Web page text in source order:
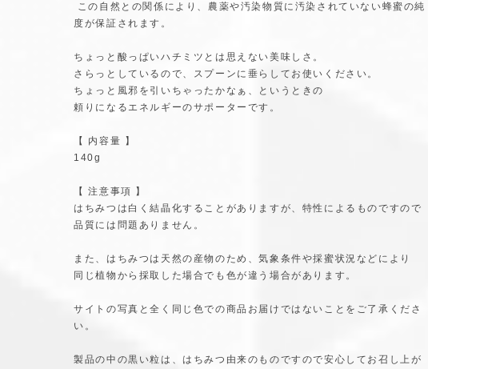
この自然との関係により、農薬や汚染物質に汚染されていない蜂蜜の純
度が保証されます。
ちょっと酸っぱいハチミツとは思えない美味しさ。
さらっとしているので、スプーンに垂らしてお使いください。
ちょっと風邪を引いちゃったかなぁ、というときの
頼りになるエネルギーのサポーターです。
【 内容量 】
140g
【 注意事項 】
はちみつは白く結晶化することがありますが、特性によるものですので
品質には問題ありません。
また、はちみつは天然の産物のため、気象条件や採蜜状況などにより
同じ植物から採取した場合でも色が違う場合があります。
サイトの写真と全く同じ色での商品お届けではないことをご了承くださ
い。
製品の中の黒い粒は、はちみつ由来のものですので安心してお召し上が